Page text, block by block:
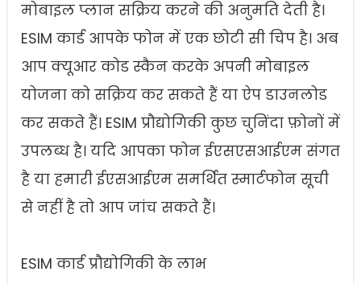
मोबाइल प्लान सक्रिय करने की अनुमति देती है।
ESIM कार्ड आपके फोन में एक छोटी सी चिप है। अब
आप क्यूआर कोड स्कैन करके अपनी मोबाइल
योजना को सक्रिय कर सकते हैं या ऐप डाउनलोड
कर सकते हैं। ESIM प्रौद्योगिकी कुछ चुनिंदा फ़ोनों में
उपलब्ध है। यदि आपका फोन ईएसएसआईएम संगत
है या हमारी ईएसआईएम समर्थित स्मार्टफोन सूची
से नहीं है तो आप जांच सकते हैं।
ESIM कार्ड प्रौद्योगिकी के लाभ